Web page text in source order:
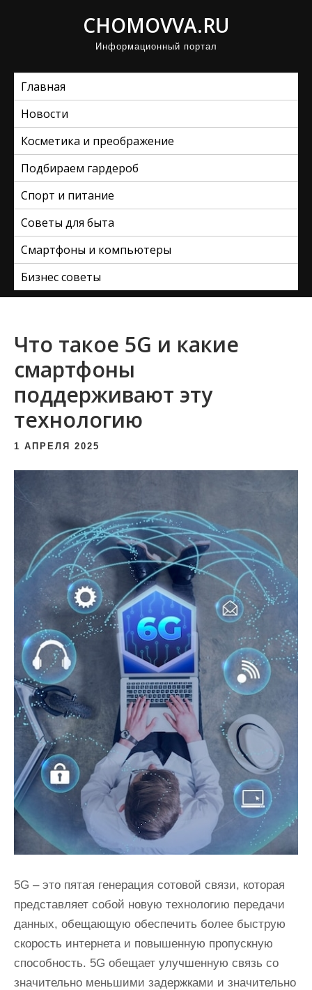
CHOMOVVA.RU
Информационный портал
Главная
Новости
Косметика и преображение
Подбираем гардероб
Спорт и питание
Советы для быта
Смартфоны и компьютеры
Бизнес советы
Что такое 5G и какие
смартфоны
поддерживают эту
технологию
1 АПРЕЛЯ 2025
5G – это пятая генерация сотовой связи, которая
представляет собой новую технологию передачи
данных, обещающую обеспечить более быструю
скорость интернета и повышенную пропускную
способность. 5G обещает улучшенную связь со
значительно меньшими задержками и значительно